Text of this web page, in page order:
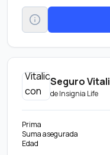
Seguro
deInsignia Life
Prima
Suma asegurada
Edad